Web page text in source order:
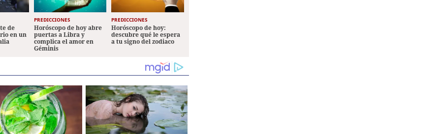
de
en un
PREDICCIONES
Horóscopo de hoy abre
puertas a Libra y
complica el amor en
Géminis
PREDICCIONES
Horóscopo de hoy:
descubre qué le espera
a tu signo del zodiaco